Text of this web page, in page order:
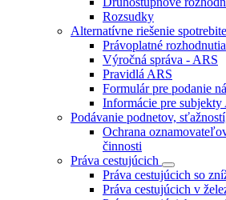
Rozsudky
Alternatívne riešenie
Právoplatné rozhodnutia
Výročná správa - ARS
Pravidlá ARS
Formulár pre podanie
Informácie pre subjekty
Podávanie podnetov,
Ochrana
činnosti
Práva cestujúcich
Práva cestujúcich so
Práva cestujúcich v